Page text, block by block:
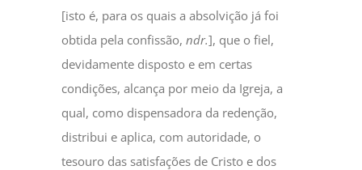
[isto é, para os quais a absolvição já foi
obtida pela confissão, ndr.], que o fiel,
devidamente disposto e em certas
condições, alcança por meio da Igreja, a
qual, como dispensadora da redenção,
distribui e aplica, com autoridade, o
tesouro das satisfações de Cristo e dos